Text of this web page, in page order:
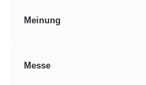
Meinung
Messe